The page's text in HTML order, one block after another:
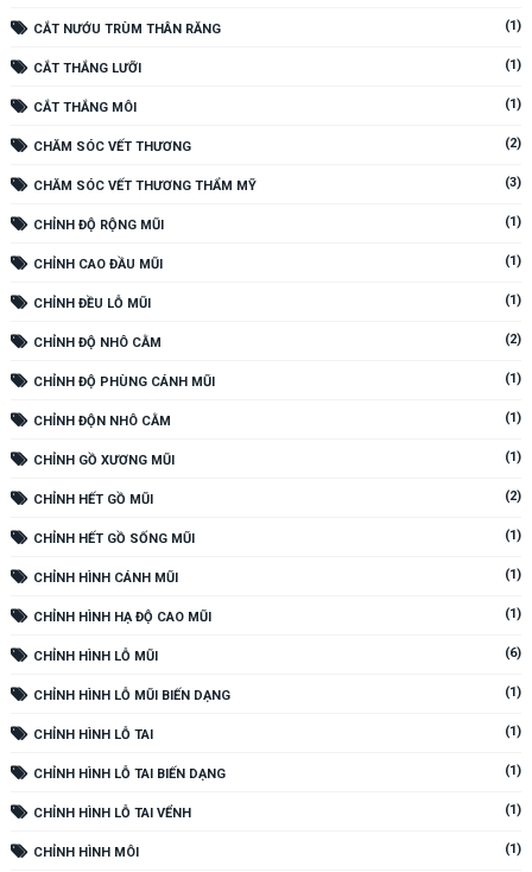
CẮT NƯỚU TRÙM THÂN RĂNG (1)
CẮT THẮNG LƯỠI (1)
CẮT THẮNG MÔI (1)
CHĂM SÓC VẾT THƯƠNG (2)
CHĂM SÓC VẾT THƯƠNG THẨM MỸ (3)
CHỈNH ĐỘ RỘNG MŨI (1)
CHỈNH CAO ĐẦU MŨI (1)
CHỈNH ĐỀU LỖ MŨI (1)
CHỈNH ĐỘ NHÔ CẰM (2)
CHỈNH ĐỘ PHÙNG CÁNH MŨI (1)
CHỈNH ĐỘN NHÔ CẰM (1)
CHỈNH GỒ XƯƠNG MŨI (1)
CHỈNH HẾT GỒ MŨI (2)
CHỈNH HẾT GỒ SỐNG MŨI (1)
CHỈNH HÌNH CÁNH MŨI (1)
CHỈNH HÌNH HẠ ĐỘ CAO MŨI (1)
CHỈNH HÌNH LỖ MŨI (6)
CHỈNH HÌNH LỖ MŨI BIẾN DẠNG (1)
CHỈNH HÌNH LỖ TAI (1)
CHỈNH HÌNH LỖ TAI BIẾN DẠNG (1)
CHỈNH HÌNH LỖ TAI VỂNH (1)
CHỈNH HÌNH MÔI (1)